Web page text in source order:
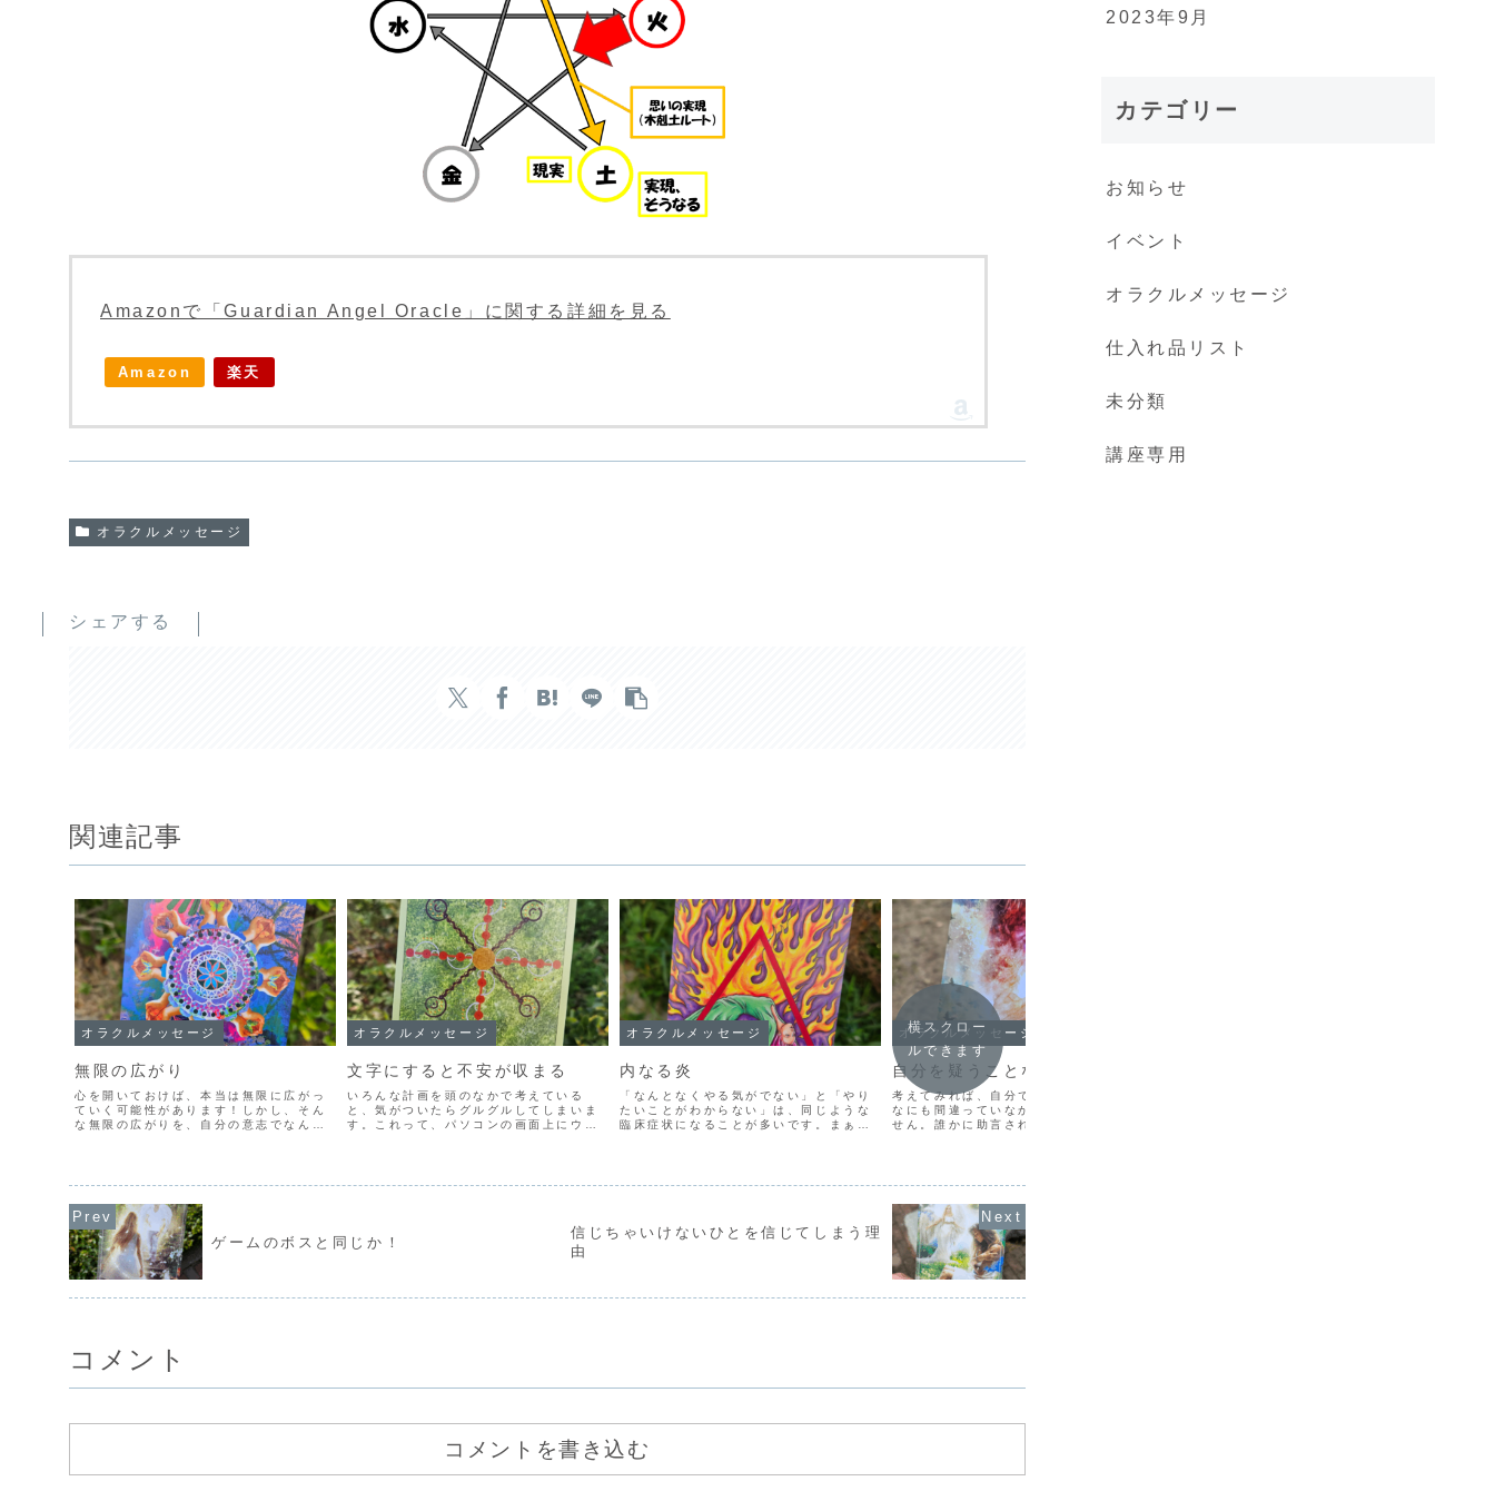
Amazonで「Guardian Angel Oracle」に関する詳細を見る
Amazon 楽天
オラクルメッセージ
シェアする
関連記事
オラクルメッセージ
無限の広がり
心を開いておけば、本当は無限に広がっ
ていく可能性があります！しかし、そん
な無限の広がりを、自分の意志でなんと
考で考えるよりも、もっと...
オラクルメッセージ
文字にすると不安が収まる
いろんな計画を頭のなかで考えている
と、気がついたらグルグルしてしまいま
す。これって、パソコンの画面上にウィ
みえて、実は、同時に処理す...
オラクルメッセージ
内なる炎
「なんとなくやる気がでない」と「やり
たいことがわからない」は、同じような
臨床症状になることが多いです。まぁ、
わかります。こういう方の...
オラクルメッセージ
自分を疑うことなかれ
考えてみれば、自分で判断したことは、
なにも間違っていなかったのかもしれま
せん。誰かに助言されて（特に幼いころ
「整体師」だって「占い師」...
横スクロー
ルできます
ゲームのボスと同じか！
信じちゃいけないひとを信じてしまう理
由
コメント
コメントを書き込む
2023年9月
カテゴリー
お知らせ
イベント
オラクルメッセージ
仕入れ品リスト
未分類
講座専用